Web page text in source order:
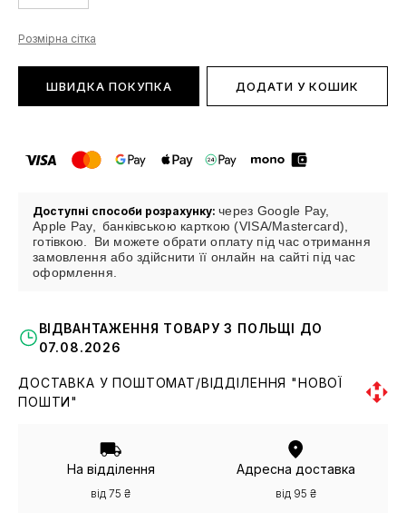
Розмірна сітка
ШВИДКА ПОКУПКА ДОДАТИ У КОШИК
Доступні способи розрахунку: через Google Pay,
Apple Pay,
банківською карткою (VISA/Mastercard),
готівкою.
Ви можете обрати оплату під час отримання
замовлення або здійснити її онлайн на сайті під час
оформлення.
ВІДВАНТАЖЕННЯ ТОВАРУ З ПОЛЬЩІ ДО
07.08.2026
ДОСТАВКА У ПОШТОМАТ/ВІДДІЛЕННЯ "НОВОЇ
ПОШТИ"
На відділення
від 75 ₴
Адресна доставка
від 95 ₴